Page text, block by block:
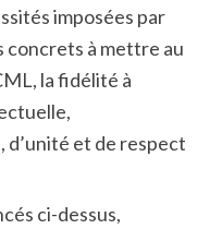
imposées par
concrets à mettre au
la fidélité à
d’unité et de respect
ci-dessus,